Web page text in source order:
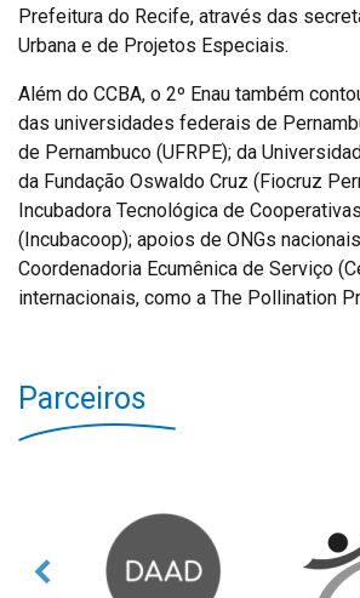
Prefeitura do Recife, através das
Urbana e de Projetos Especiais.
Além do CCBA, o 2º Enau também
das universidades federais de
de Pernambuco (UFRPE); da
da Fundação Oswaldo Cruz (Fiocruz
Incubadora Tecnológica de
(Incubacoop); apoios de ONGs
Coordenadoria Ecumênica de Serviço
internacionais, como a The Pollination
Parceiros